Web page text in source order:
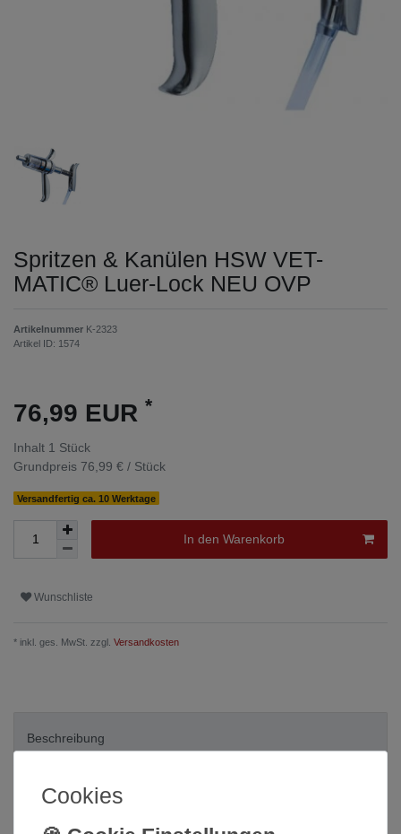
Spritzen & Kanülen HSW VET-
MATIC® Luer-Lock NEU OVP
Artikelnummer K-2323
Artikel ID: 1574
76,99 EUR *
Inhalt 1 Stück
Grundpreis 76,99 € / Stück
Versandfertig ca. 10 Werktage
In den Warenkorb
Wunschliste
* inkl. ges. MwSt. zzgl. Versandkosten
Beschreibung
Weitere Details
Cookies